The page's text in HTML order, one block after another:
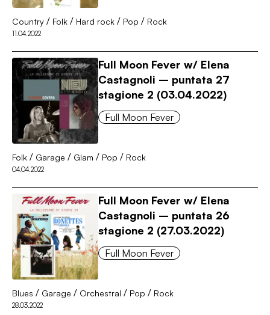
Country / Folk / Hard rock / Pop / Rock
11.04.2022
Full Moon Fever w/ Elena
Castagnoli – puntata 27
stagione 2 (03.04.2022)
Full Moon Fever
Folk / Garage / Glam / Pop / Rock
04.04.2022
Full Moon Fever w/ Elena
Castagnoli – puntata 26
stagione 2 (27.03.2022)
Full Moon Fever
Blues / Garage / Orchestral / Pop / Rock
28.03.2022